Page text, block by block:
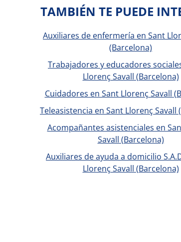
TAMBIÉN TE PUEDE
Auxiliares de enfermería en Sant
(Barcelona)
Trabajadores y educadores
Llorenç Savall (Barcelona)
Cuidadores en Sant Llorenç Savall
Teleasistencia en Sant Llorenç Savall
Acompañantes asistenciales en
Savall (Barcelona)
Auxiliares de ayuda a domicilio
Llorenç Savall (Barcelona)